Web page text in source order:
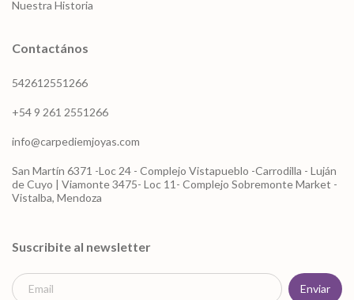
Nuestra Historia
Contactános
542612551266
+54 9 261 2551266
info@carpediemjoyas.com
San Martín 6371 -Loc 24 - Complejo Vistapueblo -Carrodilla - Luján
de Cuyo | Viamonte 3475- Loc 11- Complejo Sobremonte Market -
Vistalba, Mendoza
Suscribite al newsletter